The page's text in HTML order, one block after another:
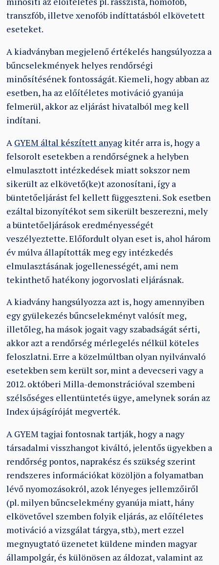
transzfób, illetve xenofób indíttatásból elkövetett
eseteket.
A kiadványban megjelenő értékelés hangsúlyozza a
bűncselekmények helyes rendőrségi
minősítésének fontosságát. Kiemeli, hogy abban az
esetben, ha az előítéletes motiváció gyanúja
felmerül, akkor az eljárást hivatalból meg kell
indítani.
A GYEM által készített anyagkitér arra is, hogy a
felsorolt esetekben a rendőrségnek a helyben
elmulasztott intézkedések miatt sokszor nem
sikerült az elkövető(ke)t azonosítani, így a
büntetőeljárást fel kellett függeszteni. Sok esetben
ezáltal bizonyítékot sem sikerült beszerezni, mely
a büntetőeljárások eredményességét
veszélyeztette. Előfordult olyan eset is, ahol három
év múlva állapították meg egy intézkedés
elmulasztásának jogellenességét, ami nem
tekinthető hatékony jogorvoslati eljárásnak.
A kiadvány hangsúlyozza azt is, hogy amennyiben
egy gyülekezés bűncselekményt valósít meg,
illetőleg, ha mások jogait vagy szabadságát sérti,
akkor azt a rendőrség mérlegelés nélkül köteles
feloszlatni. Erre a közelmúltban olyan nyilvánvaló
esetekben sem került sor, mint a devecseri vagy a
2012. októberi Milla-demonstrációval szembeni
szélsőséges ellentüntetés ügye, amelynek során az
Index újságíróját megverték.
A GYEM tagjai fontosnak tartják, hogy a nagy
társadalmi visszhangot kiváltó, jelentős ügyekben a
rendőrség pontos, naprakész és szükség szerint
rendszeres információkat közöljön a folyamatban
lévő nyomozásokról, azok lényeges jellemzőiről
(pl. milyen bűncselekmény gyanúja miatt, hány
elkövetővel szemben folyik eljárás, az előítéletes
motiváció a vizsgálat tárgya, stb.), mert ezzel
megnyugtató üzenetet küldene minden magyar
állampolgár, és különösen az áldozat, valamint az